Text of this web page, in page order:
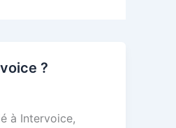
?
à Intervoice,